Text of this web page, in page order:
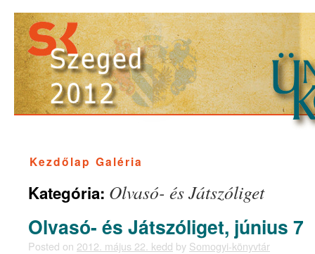
Kezdőlap Galéria
Kategória: Olvasó- és Játszóliget
Olvasó- és Játszóliget, június 7
Posted on 2012. május 22. kedd by Somogyi-könyvtár